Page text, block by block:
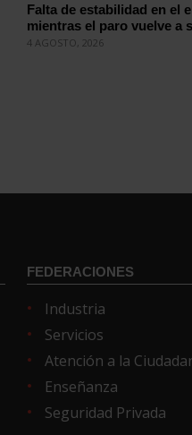
Falta de estabilidad en el
mientras el paro vuelve a
4 AGOSTO, 2026
FEDERACIONES
Industria
Servicios
Atención a la
Enseñanza
Seguridad Privada